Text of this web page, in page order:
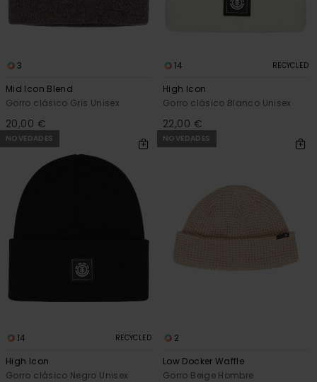
3
Mid Icon Blend
Gorro clásico Gris Unisex
20,00 €
14 RECYCLED
High Icon
Gorro clásico Blanco Unisex
22,00 €
NOVEDADES
14 RECYCLED
High Icon
Gorro clásico Negro Unisex
NOVEDADES
2
Low Docker Waffle
Gorro Beige Hombre